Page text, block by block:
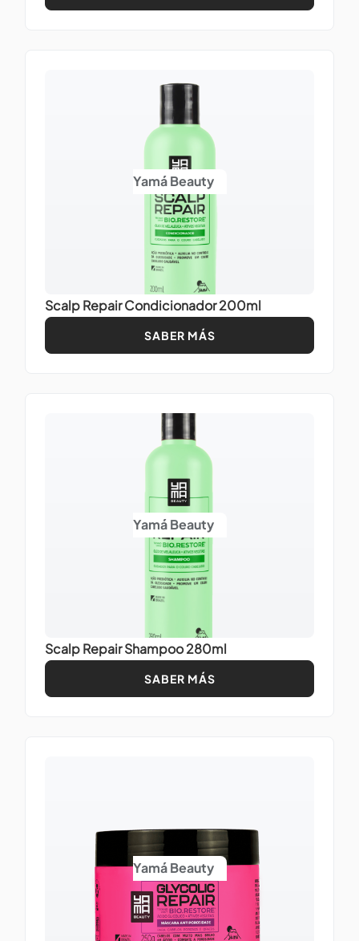
Yamá Beauty
Scalp Repair Condicionador 200ml
SABER MÁS
Yamá Beauty
Scalp Repair Shampoo 280ml
SABER MÁS
Yamá Beauty